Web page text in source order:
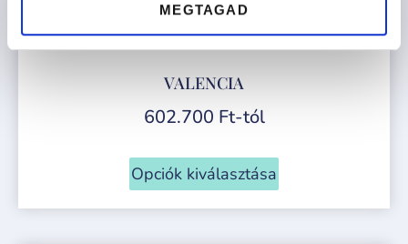
MEGTAGAD
VALENCIA
602.700 Ft-tól
Opciók kiválasztása